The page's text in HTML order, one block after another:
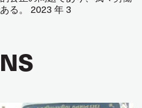
る。 2023 年 3